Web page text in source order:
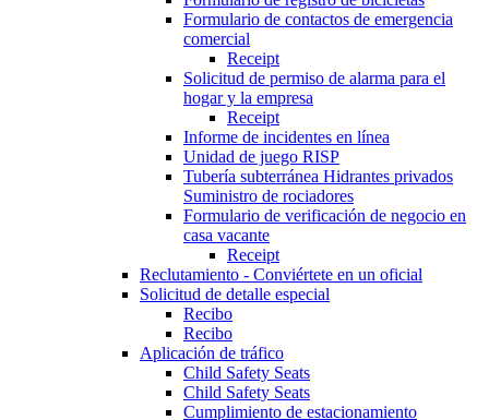
Formulario de contactos de emergencia
comercial
Receipt
Solicitud de permiso de alarma para el
hogar y la empresa
Receipt
Informe de incidentes en línea
Unidad de juego RISP
Tubería subterránea Hidrantes privados
Suministro de rociadores
Formulario de verificación de negocio en
casa vacante
Receipt
Reclutamiento - Conviértete en un oficial
Solicitud de detalle especial
Recibo
Recibo
Aplicación de tráfico
Child Safety Seats
Child Safety Seats
Cumplimiento de estacionamiento